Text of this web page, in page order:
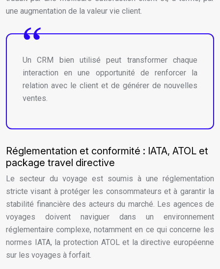
une augmentation de la valeur vie client.
Un CRM bien utilisé peut transformer chaque
interaction en une opportunité de renforcer la
relation avec le client et de générer de nouvelles
ventes.
Réglementation et conformité : IATA, ATOL et
package travel directive
Le secteur du voyage est soumis à une réglementation
stricte visant à protéger les consommateurs et à garantir la
stabilité financière des acteurs du marché. Les agences de
voyages doivent naviguer dans un environnement
réglementaire complexe, notamment en ce qui concerne les
normes IATA, la protection ATOL et la directive européenne
sur les voyages à forfait.